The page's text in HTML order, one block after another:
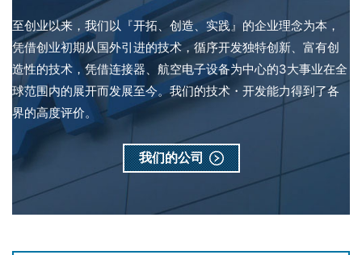
至创业以来，我们以『开拓、创造、实践』的企业理念为本，
凭借创业初期从国外引进的技术，循序开发独特创新、富有创
造性的技术，凭借连接器、航空电子设备为中心的3大事业在全
球范围内的展开而发展至今。我们的技术・开发能力得到了各
界的高度评价。
我们的公司